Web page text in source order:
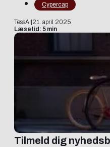
Cypercap
TessAI 21. april 2025
Læsetid: 5 min
Tilmeld dig